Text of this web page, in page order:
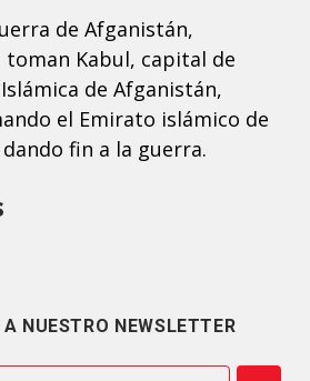
de Afganistán,
toman Kabul, capital de
de Afganistán,
el Emirato islámico de
fin a la guerra.
NUESTRO NEWSLETTER